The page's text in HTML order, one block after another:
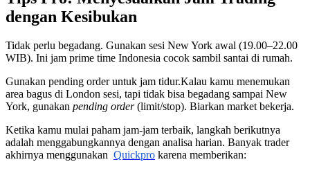
dengan Kesibukan
Tidak perlu begadang. Gunakan sesi New York awal (19.00–22.00
WIB). Ini jam prime time Indonesia cocok sambil santai di rumah.
Gunakan pending order untuk jam tidur.Kalau kamu menemukan
area bagus di London sesi, tapi tidak bisa begadang sampai New
York, gunakan pending order (limit/stop). Biarkan market bekerja.
Ketika kamu mulai paham jam-jam terbaik, langkah berikutnya
adalah menggabungkannya dengan analisa harian. Banyak trader
akhirnya menggunakan Quickpro karena memberikan: